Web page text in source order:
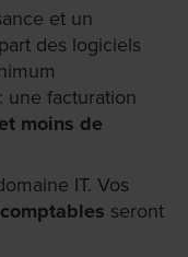
et un
des logiciels
une facturation
moins de
IT. Vos
seront